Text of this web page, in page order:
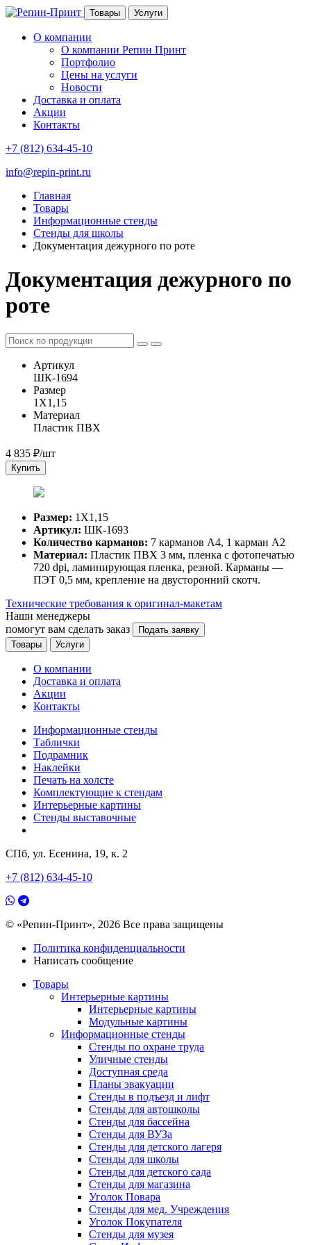
Товары Услуги
О компании
О компании Репин Принт
Портфолио
Цены на услуги
Новости
Доставка и оплата
Акции
Контакты
+7 (812) 634-45-10
info@repin-print.ru
Главная
Товары
Информационные стенды
Стенды для школы
Документация дежурного по роте
Документация дежурного по
роте
Артикул
ШК-1694
Размер
1Х1,15
Материал
Пластик ПВХ
4 835 ₽/шт
Купить
Размер: 1Х1,15
Артикул: ШК-1693
Количество карманов: 7 карманов А4, 1 карман А2
Материал: Пластик ПВХ 3 мм, пленка с фотопечатью
720 dpi, ламинирующая пленка, резной. Карманы —
ПЭТ 0,5 мм, крепление на двусторонний скотч.
Технические требования к оригинал-макетам
Наши менеджеры
помогут вам сделать заказ
Подать заявку
Товары
Услуги
О компании
Доставка и оплата
Акции
Контакты
Информационные стенды
Таблички
Подрамник
Наклейки
Печать на холсте
Комплектующие к стендам
Интерьерные картины
Стенды выставочные
СПб, ул. Есенина, 19, к. 2
+7 (812) 634-45-10
© «Репин-Принт», 2026 Все права защищены
Политика конфиденциальности
Написать сообщение
Товары
Интерьерные картины
Интерьерные картины
Модульные картины
Информационные стенды
Стенды по охране труда
Уличные стенды
Доступная среда
Планы эвакуации
Стенды в подъезд и лифт
Стенды для автошколы
Стенды для бассейна
Стенды для ВУЗа
Стенды для детского лагеря
Стенды для школы
Стенды для детского сада
Стенды для магазина
Уголок Повара
Стенды для мед. Учреждения
Уголок Покупателя
Стенды для музея